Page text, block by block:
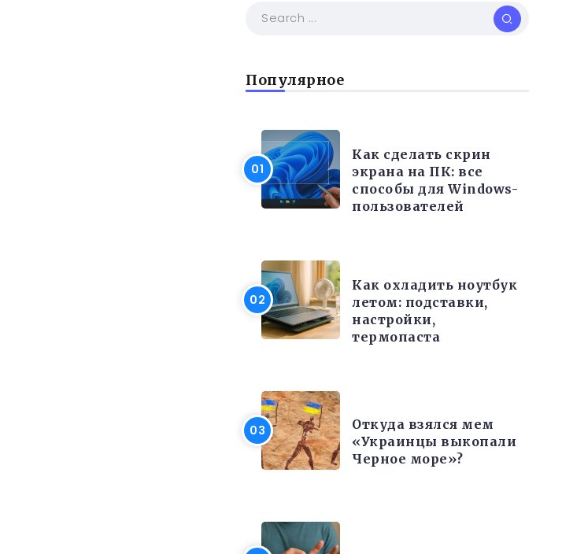
Популярное
Как сделать скрин
экрана на ПК: все
способы для Windows-
пользователей
Как охладить ноутбук
летом: подставки,
настройки,
термопаста
Откуда взялся мем
«Украинцы выкопали
Черное море»?